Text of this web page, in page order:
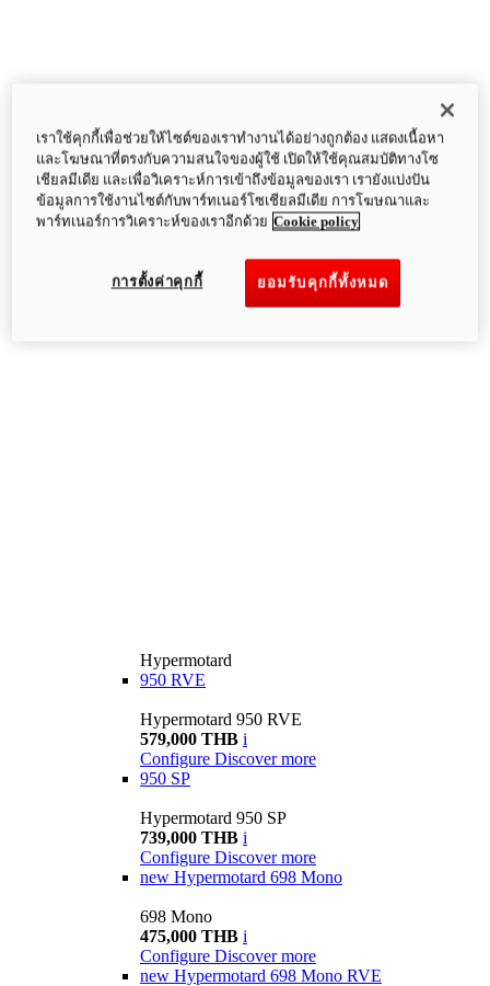
Hypermotard
950 RVE
Hypermotard 950 RVE
579,000 THB i
Configure Discover more
950 SP
Hypermotard 950 SP
739,000 THB i
Configure Discover more
new Hypermotard 698 Mono
698 Mono
475,000 THB i
Configure Discover more
new Hypermotard 698 Mono RVE
เราใช้คุกกี้เพื่อช่วยให้ไซต์ของเราทำงานได้อย่างถูกต้อง แสดงเนื้อหา
และโฆษณาที่ตรงกับความสนใจของผู้ใช้ เปิดให้ใช้คุณสมบัติทางโซ
เชียลมีเดีย และเพื่อวิเคราะห์การเข้าถึงข้อมูลของเรา เรายังแบ่งปัน
ข้อมูลการใช้งานไซต์กับพาร์ทเนอร์โซเชียลมีเดีย การโฆษณาและ
พาร์ทเนอร์การวิเคราะห์ของเราอีกด้วย Cookie policy
ยอมรับคุกกี้ทั้งหมด
การตั้งค่าคุกกี้